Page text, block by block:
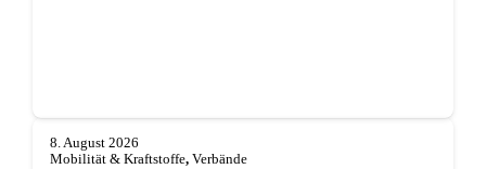
8. August 2026
Mobilität & Kraftstoffe, Verbände